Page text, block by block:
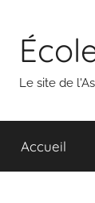
contenu
Le site de
Accueil